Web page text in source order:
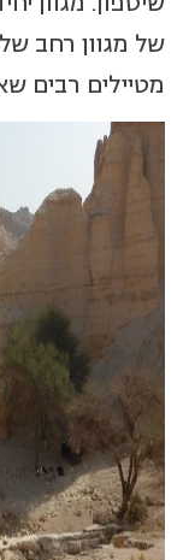
של מגוון רחב
מטיילים רבים